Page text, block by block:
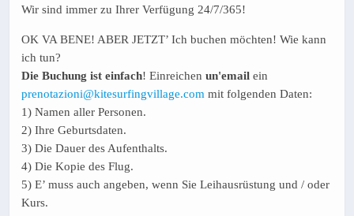
Wir sind immer zu Ihrer Verfügung 24/7/365!
OK VA BENE! ABER JETZT’ Ich buchen möchten! Wie kann
ich tun?
Die Buchung ist einfach! Einreichen un'email ein
prenotazioni@kitesurfingvillage.com mit folgenden Daten:
1) Namen aller Personen.
2) Ihre Geburtsdaten.
3) Die Dauer des Aufenthalts.
4) Die Kopie des Flug.
5) E’ muss auch angeben, wenn Sie Leihausrüstung und / oder
Kurs.